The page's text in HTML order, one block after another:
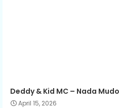
Deddy & Kid MC – Nada
April 15, 2026